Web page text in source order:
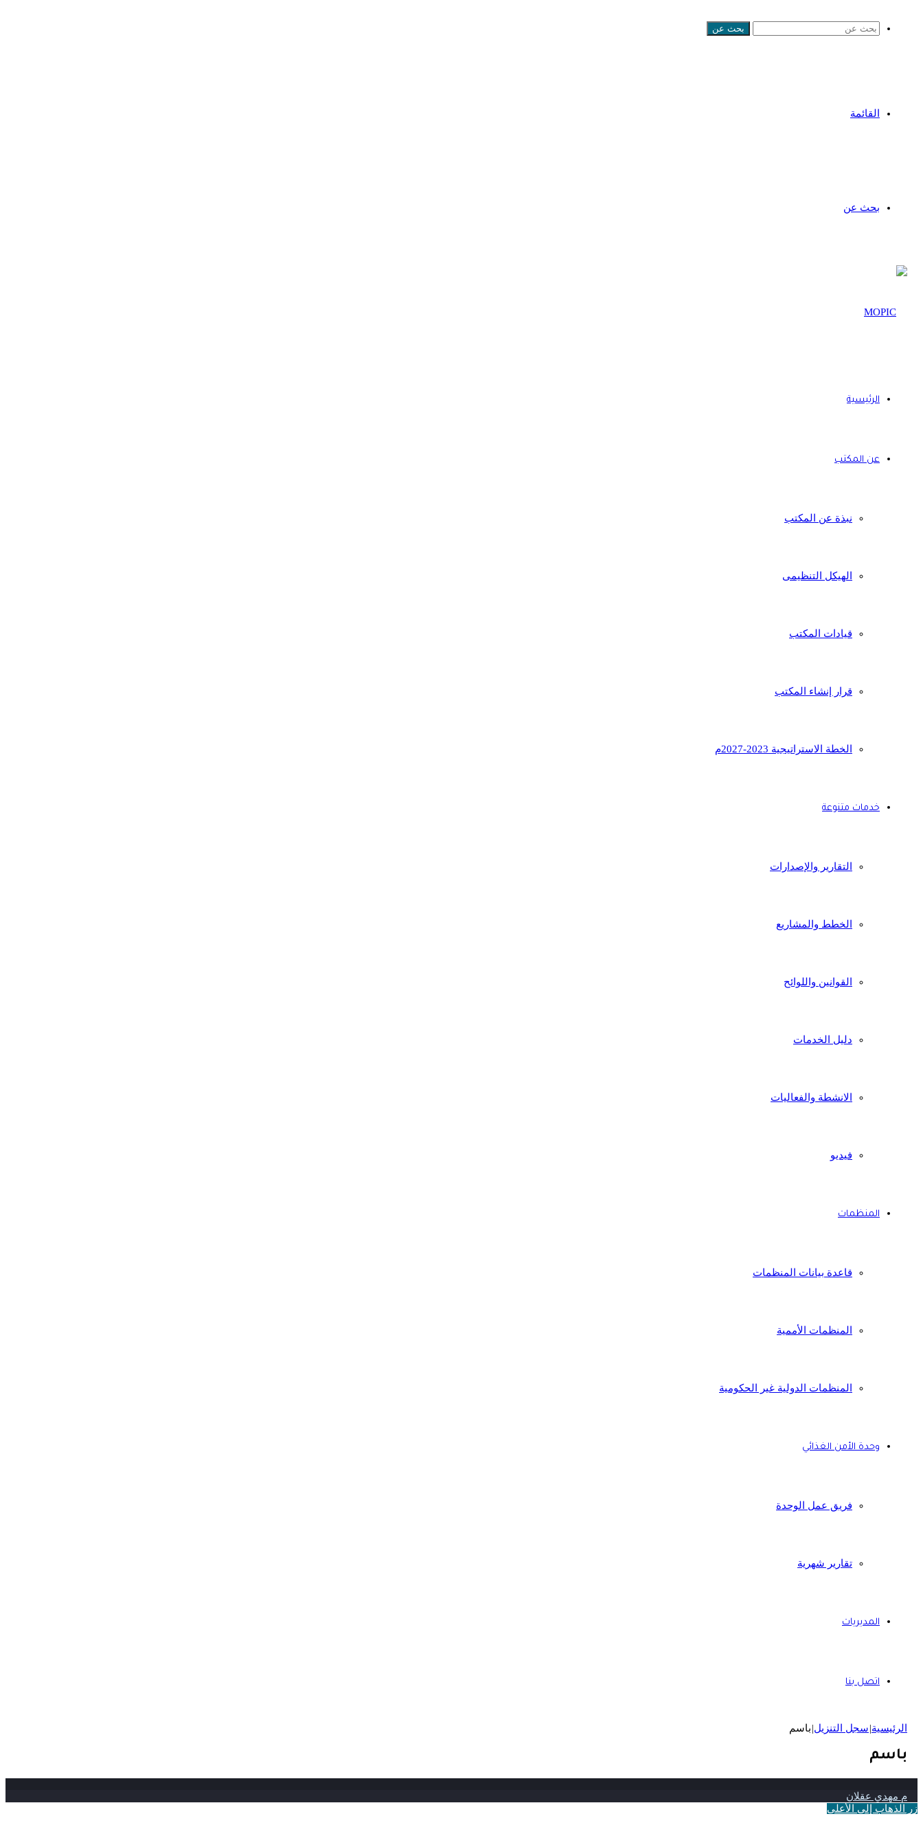
بحث عن
القائمة
بحث عن
الرئيسية
عن المكتب
نبذة عن المكتب
الهيكل التنظيمى
قيادات المكتب
قرار إنشاء المكتب
الخطة الاستراتيجية 2023-2027م
خدمات متنوعة
التقارير والإصدارات
الخطط والمشاريع
القوانين واللوائح
دليل الخدمات
الانشطة والفعاليات
فيديو
المنظمات
قاعدة بيانات المنظمات
المنظمات الأممية
المنظمات الدولية غير الحكومية
وحدة الأمن الغذائي
فريق عمل الوحدة
تقارير شهرية
المديريات
اتصل بنا
الرئيسية|سجل التنزيل|باسم
باسم
م مهدي عقلان
زر الذهاب إلى الأعلى